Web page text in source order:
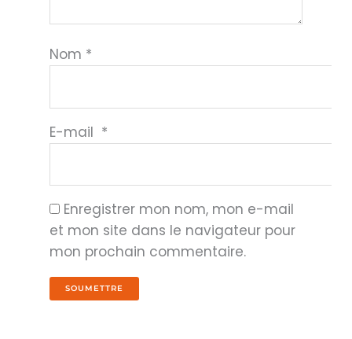
Nom *
E-mail *
Enregistrer mon nom, mon e-mail
et mon site dans le navigateur pour
mon prochain commentaire.